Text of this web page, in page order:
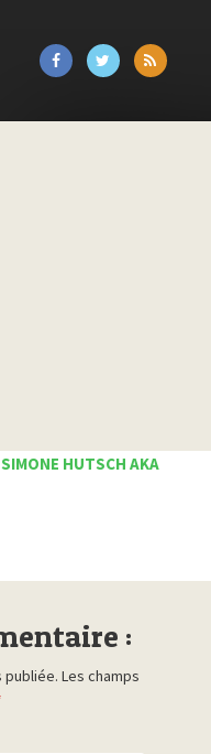
HUTSCH AKA
:
publiée. Les champs